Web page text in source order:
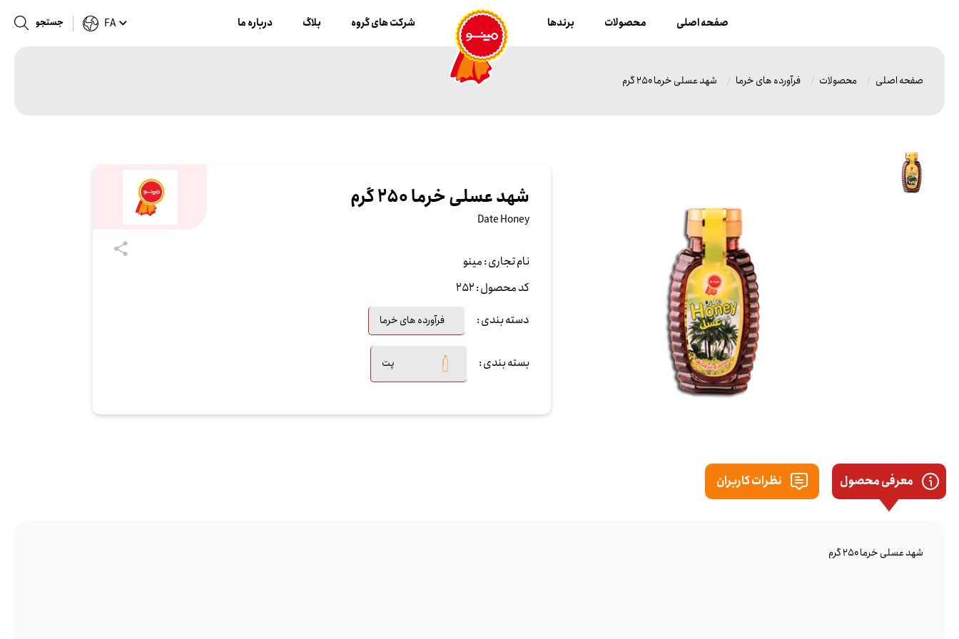
صفحه اصلی محصولات برندها شرکت های گروه بلاگ درباره ما FA جستجو
صفحه اصلی محصولات فرآورده های خرما شهد عسلی خرما 250 گرم
شهد عسلی خرما 250 گرم
Date Honey
نام تجاری :مینو
کد محصول :252
دسته بندی :
فرآورده های خرما
بسته بندی : پت
معرفی محصول نظرات کاربران
شهد عسلی خرما 250 گرم